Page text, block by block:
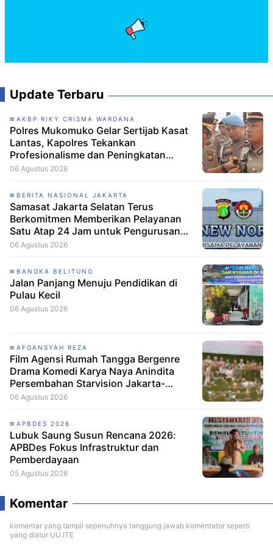
Update Terbaru
AKBP RIKY CRISMA WARDANA
Polres Mukomuko Gelar Sertijab Kasat
Lantas, Kapolres Tekankan
Profesionalisme dan Peningkatan
Pelayanan
06 Agustus 2026
BERITA NASIONAL JAKARTA
Samasat Jakarta Selatan Terus
Berkomitmen Memberikan Pelayanan
Satu Atap 24 Jam untuk Pengurusan
Administrasi kendaraan Bermotor
06 Agustus 2026
BANGKA BELITUNG
Jalan Panjang Menuju Pendidikan di
Pulau Kecil
06 Agustus 2026
AFGANSYAH REZA
Film Agensi Rumah Tangga Bergenre
Drama Komedi Karya Naya Anindita
Persembahan Starvision Jakarta-
growmedia-indo.com Setelah sukses di
sutradara Naya Anindita kini kembali
dengan sajian film terbarunya berjudul
Agensi Rumah Tangga. Film bergenre
drama komedi persembahan Starvision
dari producer Chand Parwez Servia.
Naya Anindita selalu mengangkat isu.
lebaran nya sukses tentang dinamika
yang dekat. Memotret fenomena PHK
yang melanda pekerja Urban, dan cara
06 Agustus 2026
APBDES 2026
Lubuk Saung Susun Rencana 2026:
APBDes Fokus Infrastruktur dan
Pemberdayaan
05 Agustus 2026
Komentar
komentar yang tampil sepenuhnya tanggung jawab komentator seperti
yang diatur UU ITE